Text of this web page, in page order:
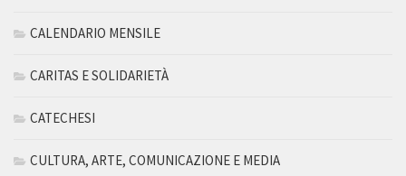
CALENDARIO MENSILE
CARITAS E SOLIDARIETÀ
CATECHESI
CULTURA, ARTE, COMUNICAZIONE E MEDIA